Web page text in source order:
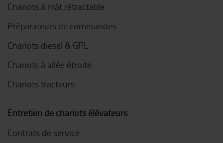
Chariots à mât rétractable
Préparateurs de commandes
Chariots diesel & GPL
Chariots à allée étroite
Chariots tracteurs
Entretien de chariots élévateurs
Contrats de service